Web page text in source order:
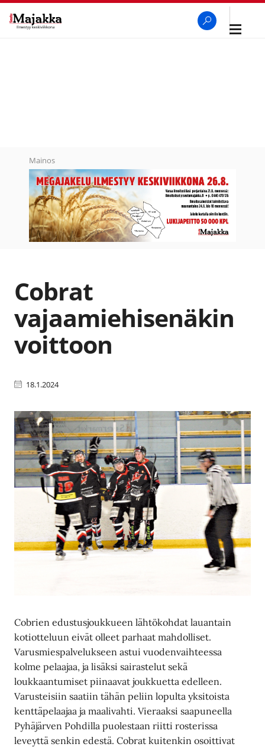
Avaa
Mainos
Cobrat
vajaamiehisenäkin
voittoon
18.1.2024
Cobrien edustusjoukkueen lähtökohdat lauantain
kotiotteluun eivät olleet parhaat mahdolliset.
Varusmiespalvelukseen astui vuodenvaihteessa
kolme pelaajaa, ja lisäksi sairastelut sekä
loukkaantumiset piinaavat joukkuetta edelleen.
Varusteisiin saatiin tähän peliin lopulta yksitoista
kenttäpelaajaa ja maalivahti. Vieraaksi saapuneella
Pyhäjärven Pohdilla puolestaan riitti rosterissa
leveyttä senkin edestä. Cobrat kuitenkin osoittivat